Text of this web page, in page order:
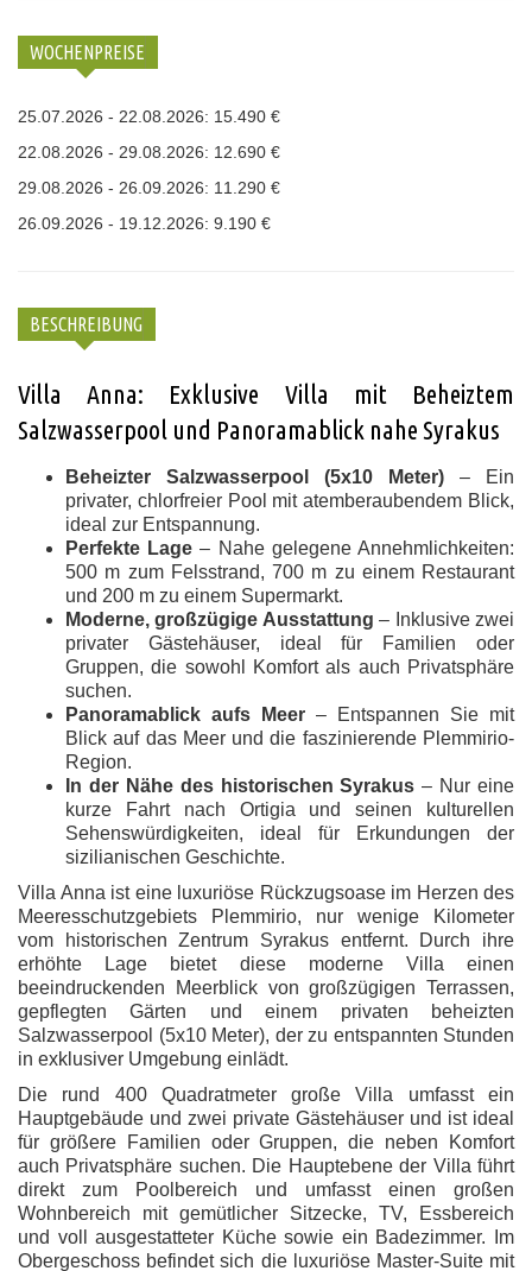
WOCHENPREISE
25.07.2026 - 22.08.2026: 15.490 €
22.08.2026 - 29.08.2026: 12.690 €
29.08.2026 - 26.09.2026: 11.290 €
26.09.2026 - 19.12.2026: 9.190 €
BESCHREIBUNG
Villa Anna: Exklusive Villa mit Beheiztem
Salzwasserpool und Panoramablick nahe Syrakus
Beheizter Salzwasserpool (5x10 Meter) – Ein
privater, chlorfreier Pool mit atemberaubendem Blick,
ideal zur Entspannung.
Perfekte Lage – Nahe gelegene Annehmlichkeiten:
500 m zum Felsstrand, 700 m zu einem Restaurant
und 200 m zu einem Supermarkt.
Moderne, großzügige Ausstattung – Inklusive zwei
privater Gästehäuser, ideal für Familien oder
Gruppen, die sowohl Komfort als auch Privatsphäre
suchen.
Panoramablick aufs Meer – Entspannen Sie mit
Blick auf das Meer und die faszinierende Plemmirio-
Region.
In der Nähe des historischen Syrakus – Nur eine
kurze Fahrt nach Ortigia und seinen kulturellen
Sehenswürdigkeiten, ideal für Erkundungen der
sizilianischen Geschichte.
Villa Anna ist eine luxuriöse Rückzugsoase im Herzen des
Meeresschutzgebiets Plemmirio, nur wenige Kilometer
vom historischen Zentrum Syrakus entfernt. Durch ihre
erhöhte Lage bietet diese moderne Villa einen
beeindruckenden Meerblick von großzügigen Terrassen,
gepflegten Gärten und einem privaten beheizten
Salzwasserpool (5x10 Meter), der zu entspannten Stunden
in exklusiver Umgebung einlädt.
Die rund 400 Quadratmeter große Villa umfasst ein
Hauptgebäude und zwei private Gästehäuser und ist ideal
für größere Familien oder Gruppen, die neben Komfort
auch Privatsphäre suchen. Die Hauptebene der Villa führt
direkt zum Poolbereich und umfasst einen großen
Wohnbereich mit gemütlicher Sitzecke, TV, Essbereich
und voll ausgestatteter Küche sowie ein Badezimmer. Im
Obergeschoss befindet sich die luxuriöse Master-Suite mit